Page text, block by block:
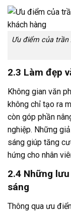
Ưu điểm của trần
2.3 Làm đẹp
Không gian văn
không chỉ tạo ra
còn góp phần
nghiệp. Những
sáng giúp tăng
hứng cho nhân
2.4 Những
sáng
Thông qua ưu